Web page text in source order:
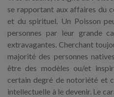
se rapportant aux affaires du
et du spirituel. Un Poisson
personnes par leur grande
extravagantes. Cherchant
majorité des personnes
être des modèles ou/et
certain degré de notoriété et
intellectuelle à le devenir. Le